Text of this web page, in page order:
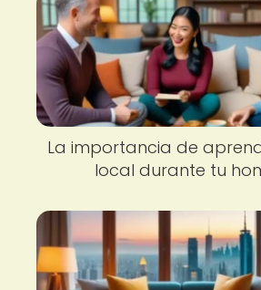
La importancia de
local durante tu